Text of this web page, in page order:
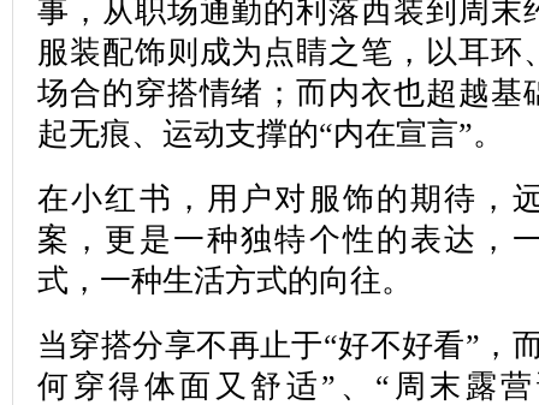
事，从职场通勤的利落西装到周末
服装配饰则成为点睛之笔，以耳环
场合的穿搭情绪；而内衣也超越基
起无痕、运动支撑的“内在宣言”。
在小红书，用户对服饰的期待，
案，更是一种独特个性的表达，
式，一种生活方式的向往。
当穿搭分享不再止于“好不好看”，
何穿得体面又舒适”、“周末露